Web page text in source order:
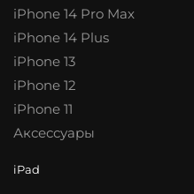
iPhone 14 Pro Max
iPhone 14 Plus
iPhone 13
iPhone 12
iPhone 11
Аксессуары
iPad